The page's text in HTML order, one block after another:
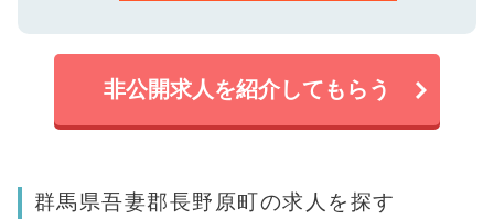
非公開求人を紹介してもらう
群馬県吾妻郡長野原町の求人を探す